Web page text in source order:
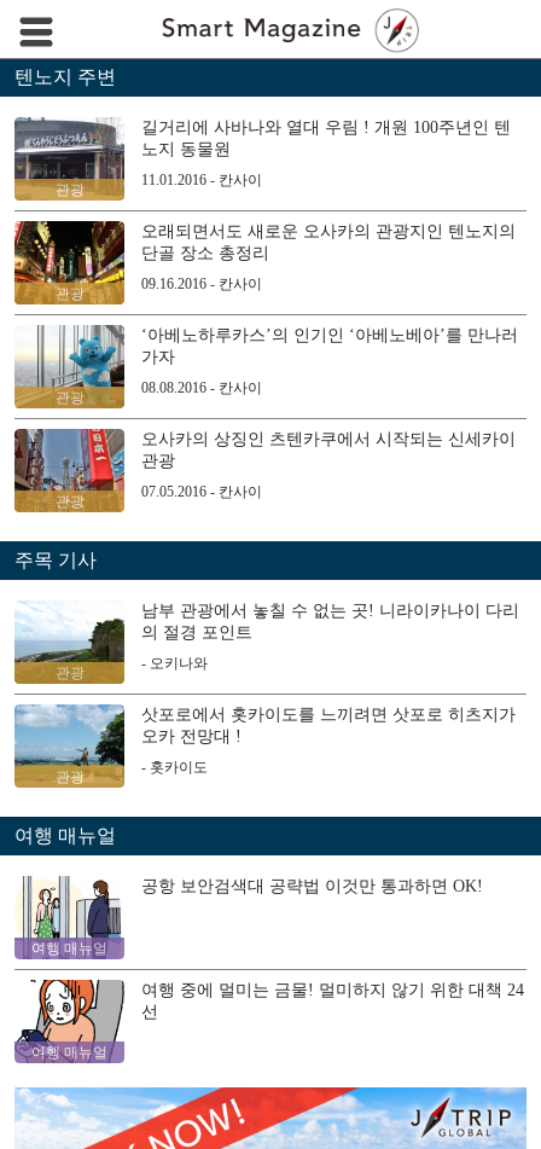
텐노지 주변
관광
길거리에 사바나와 열대 우림 ! 개원 100주년인 텐
노지 동물원
11.01.2016 - 칸사이
관광
오래되면서도 새로운 오사카의 관광지인 텐노지의
단골 장소 총정리
09.16.2016 - 칸사이
관광
‘아베노하루카스’의 인기인 ‘아베노베아’를 만나러
가자
08.08.2016 - 칸사이
관광
오사카의 상징인 츠텐카쿠에서 시작되는 신세카이
관광
07.05.2016 - 칸사이
주목 기사
관광
남부 관광에서 놓칠 수 없는 곳! 니라이카나이 다리
의 절경 포인트
- 오키나와
관광
삿포로에서 홋카이도를 느끼려면 삿포로 히츠지가
오카 전망대 !
- 홋카이도
여행 매뉴얼
여행 매뉴얼
공항 보안검색대 공략법 이것만 통과하면 OK!
여행 매뉴얼
여행 중에 멀미는 금물! 멀미하지 않기 위한 대책 24
선